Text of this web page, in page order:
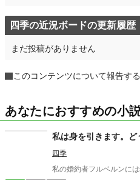
四季の近況ボードの更新履歴
まだ投稿がありません
このコンテンツについて報告する
あなたにおすすめの小
私は身を引きます。ど
四季
私の婚約者フルベルンに